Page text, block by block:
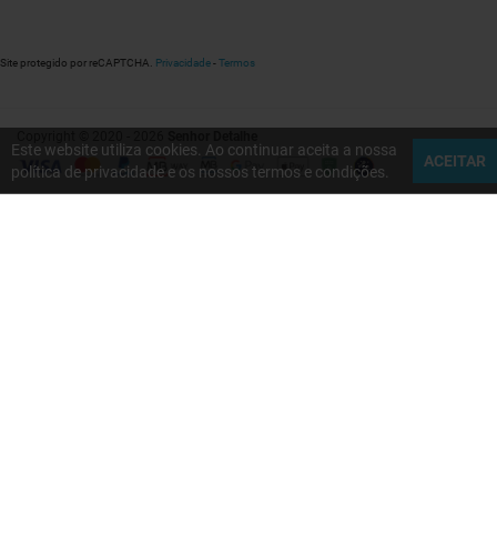
Site protegido por reCAPTCHA. Privacidade-Termos
Este website utiliza cookies. Ao continuar aceita a nossa
política de privacidade e os nossos termos e condições.
ACEITAR